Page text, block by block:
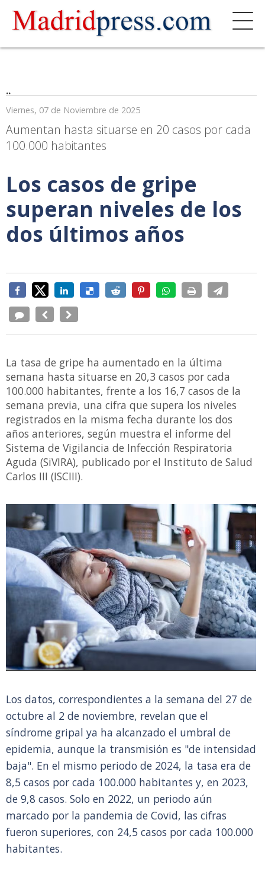
..
Viernes, 07 de Noviembre de 2025
Aumentan hasta situarse en 20 casos por cada
100.000 habitantes
Los casos de gripe
superan niveles de los
dos últimos años
La tasa de gripe ha aumentado en la última
semana hasta situarse en 20,3 casos por cada
100.000 habitantes, frente a los 16,7 casos de la
semana previa, una cifra que supera los niveles
registrados en la misma fecha durante los dos
años anteriores, según muestra el informe del
Sistema de Vigilancia de Infección Respiratoria
Aguda (SiVIRA), publicado por el Instituto de Salud
Carlos III (ISCIII).
Los datos, correspondientes a la semana del 27 de
octubre al 2 de noviembre, revelan que el
síndrome gripal ya ha alcanzado el umbral de
epidemia, aunque la transmisión es "de intensidad
baja". En el mismo periodo de 2024, la tasa era de
8,5 casos por cada 100.000 habitantes y, en 2023,
de 9,8 casos. Solo en 2022, un periodo aún
marcado por la pandemia de Covid, las cifras
fueron superiores, con 24,5 casos por cada 100.000
habitantes.